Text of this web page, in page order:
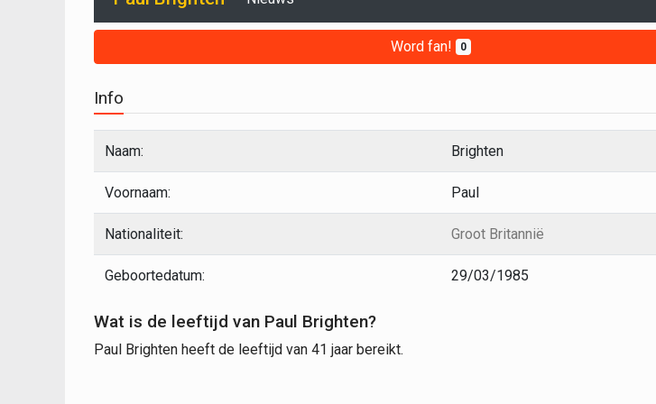
Word fan! 0
Info
Naam: Brighten
Voornaam: Paul
Nationaliteit: Groot Britannië
Geboortedatum: 29/03/1985
Wat is de leeftijd van Paul Brighten?
Paul Brighten heeft de leeftijd van 41 jaar bereikt.